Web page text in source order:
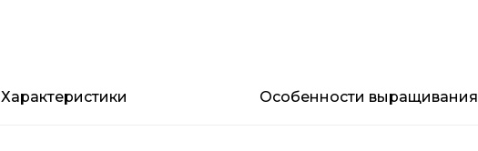
Характеристики Особенности выращивания